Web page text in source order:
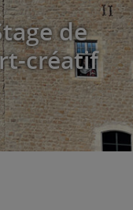
de
créatif